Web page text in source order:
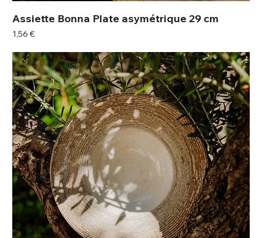
Assiette Bonna Plate asymétrique 29 cm
Prix
1,56 €